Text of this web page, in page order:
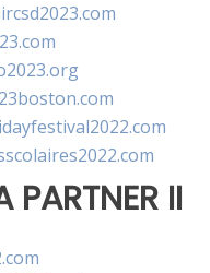
PARTNER II